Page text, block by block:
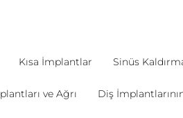
Kısa İmplantlar Sinüs
ve Ağrı Diş